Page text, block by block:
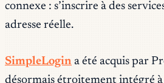
connexe : s’inscrire à des
adresse réelle.
SimpleLogin a été acquis par
désormais étroitement intégré à